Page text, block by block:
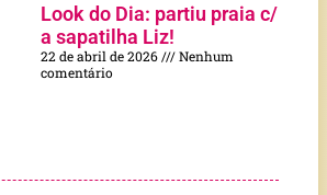
Look do Dia: partiu praia c/
a sapatilha Liz!
22 de abril de 2026
Nenhum
comentário